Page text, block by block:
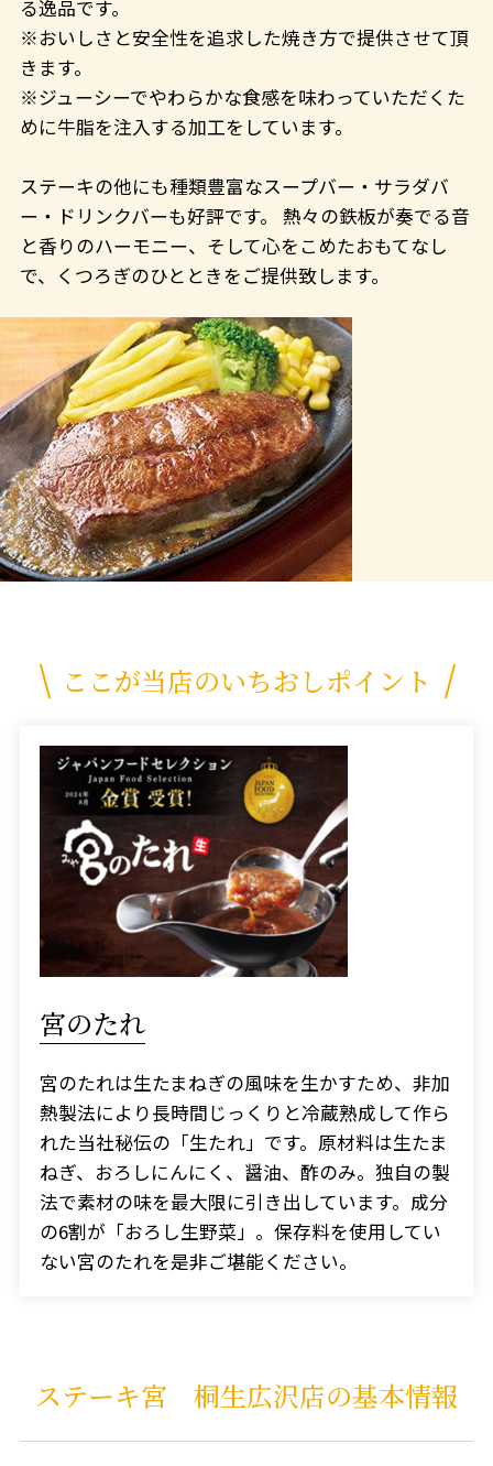
る逸品です。
※おいしさと安全性を追求した焼き方で提供させて頂
きます。
※ジューシーでやわらかな食感を味わっていただくた
めに牛脂を注入する加工をしています。
ステーキの他にも種類豊富なスープバー・サラダバ
ー・ドリンクバーも好評です。 熱々の鉄板が奏でる音
と香りのハーモニー、そして心をこめたおもてなし
で、くつろぎのひとときをご提供致します。
ここが当店のいちおしポイント
宮のたれ
宮のたれは生たまねぎの風味を生かすため、非加
熱製法により長時間じっくりと冷蔵熟成して作ら
れた当社秘伝の「生たれ」です。原材料は生たま
ねぎ、おろしにんにく、醤油、酢のみ。独自の製
法で素材の味を最大限に引き出しています。成分
の6割が「おろし生野菜」。保存料を使用してい
ない宮のたれを是非ご堪能ください。
ステーキ宮 桐生広沢店の基本情報